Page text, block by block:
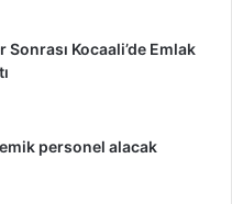
Sonrası Kocaali’de Emlak
personel alacak